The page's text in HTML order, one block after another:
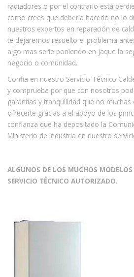
radiadores o por el contrario está
como crees que debería hacerlo no lo
nuestros expertos en reparación de
te dejaremos resuelto el problema
algo mas serie poniendo en jaque la
negocio o comunidad.
Confia en nuestro Servicio Técnico
y comprueba por que con nosotros
garantias y tranquilidad que no
ofrecerte gracias a el apoyo de los
confianza que ha depositado la
Ministerio de Industria en nuestro
ALGUNOS DE LOS MUCHOS
SERVICIO TÉCNICO AUTORIZADO.